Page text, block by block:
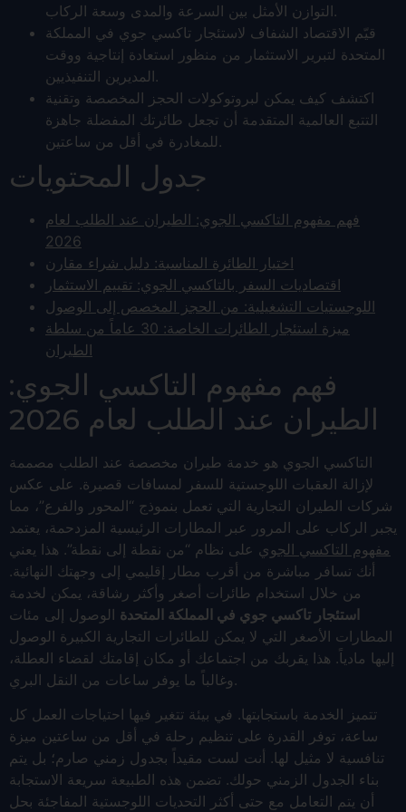
التوازن الأمثل بين السرعة والمدى وسعة الركاب.
قيّم الاقتصاد الشفاف لاستئجار تاكسي جوي في المملكة
المتحدة لتبرير الاستثمار من منظور استعادة إنتاجية ووقت
المديرين التنفيذيين.
اكتشف كيف يمكن لبروتوكولات الحجز المخصصة وتقنية
التتبع العالمية المتقدمة أن تجعل طائرتك المفضلة جاهزة
للمغادرة في أقل من ساعتين.
جدول المحتويات
فهم مفهوم التاكسي الجوي: الطيران عند الطلب لعام
2026
اختيار الطائرة المناسبة: دليل شراء مقارن
اقتصاديات السفر بالتاكسي الجوي: تقييم الاستثمار
اللوجستيات التشغيلية: من الحجز المخصص إلى الوصول
ميزة استئجار الطائرات الخاصة: 30 عاماً من سلطة
الطيران
فهم مفهوم التاكسي الجوي:
الطيران عند الطلب لعام 2026
التاكسي الجوي هو خدمة طيران مخصصة عند الطلب مصممة
لإزالة العقبات اللوجستية للسفر لمسافات قصيرة. على عكس
شركات الطيران التجارية التي تعمل بنموذج “المحور والفرع”، مما
يجبر الركاب على المرور عبر المطارات الرئيسية المزدحمة، يعتمد
مفهوم التاكسي الجوي على نظام “من نقطة إلى نقطة”. هذا يعني
أنك تسافر مباشرة من أقرب مطار إقليمي إلى وجهتك النهائية.
من خلال استخدام طائرات أصغر وأكثر رشاقة، يمكن لخدمة
استئجار تاكسي جوي في المملكة المتحدة الوصول إلى مئات
المطارات الأصغر التي لا يمكن للطائرات التجارية الكبيرة الوصول
إليها مادياً. هذا يقربك من اجتماعك أو مكان إقامتك لقضاء العطلة،
وغالباً ما يوفر ساعات من النقل البري.
تتميز الخدمة باستجابتها. في بيئة تتغير فيها احتياجات العمل كل
ساعة، توفر القدرة على تنظيم رحلة في أقل من ساعتين ميزة
تنافسية لا مثيل لها. أنت لست مقيداً بجدول زمني صارم؛ بل يتم
بناء الجدول الزمني حولك. تضمن هذه الطبيعة سريعة الاستجابة
أن يتم التعامل مع حتى أكثر التحديات اللوجستية المفاجئة بحل